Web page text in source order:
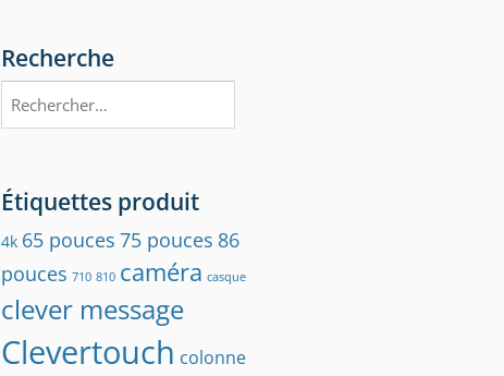
personne n'est détecté dans la pièce.
Recherche
Étiquettes produit
4k 65 pouces 75 pouces 86
pouces 710 810 caméra casque
clever message
Clevertouch colonne